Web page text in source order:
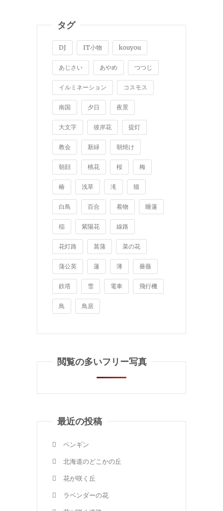
タグ
DJ IT小物 kouyou
あじさい あやめ つつじ
イルミネーション コスモス
南国 夕日 夜景
大文字 彼岸花 提灯
教会 新緑 朝焼け
朝顔 桃花 桜 梅
椿 浅草 滝 猫
白鳥 百合 着物 睡蓮
稲 紫陽花 線路
花灯路 菖蒲 菜の花
蒲公英 蓮 薄 薔薇
鉄塔 雪 電車 飛行機
鳥 鳥居
閲覧の多いフリー写真
最近の投稿
ペンギン
北海道のどこかの丘
花が咲く丘
ラベンダーの花